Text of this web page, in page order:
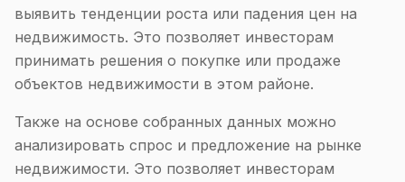
выявить тенденции роста или падения цен на
недвижимость. Это позволяет инвесторам
принимать решения о покупке или продаже
объектов недвижимости в этом районе.
Также на основе собранных данных можно
анализировать спрос и предложение на рынке
недвижимости. Это позволяет инвесторам